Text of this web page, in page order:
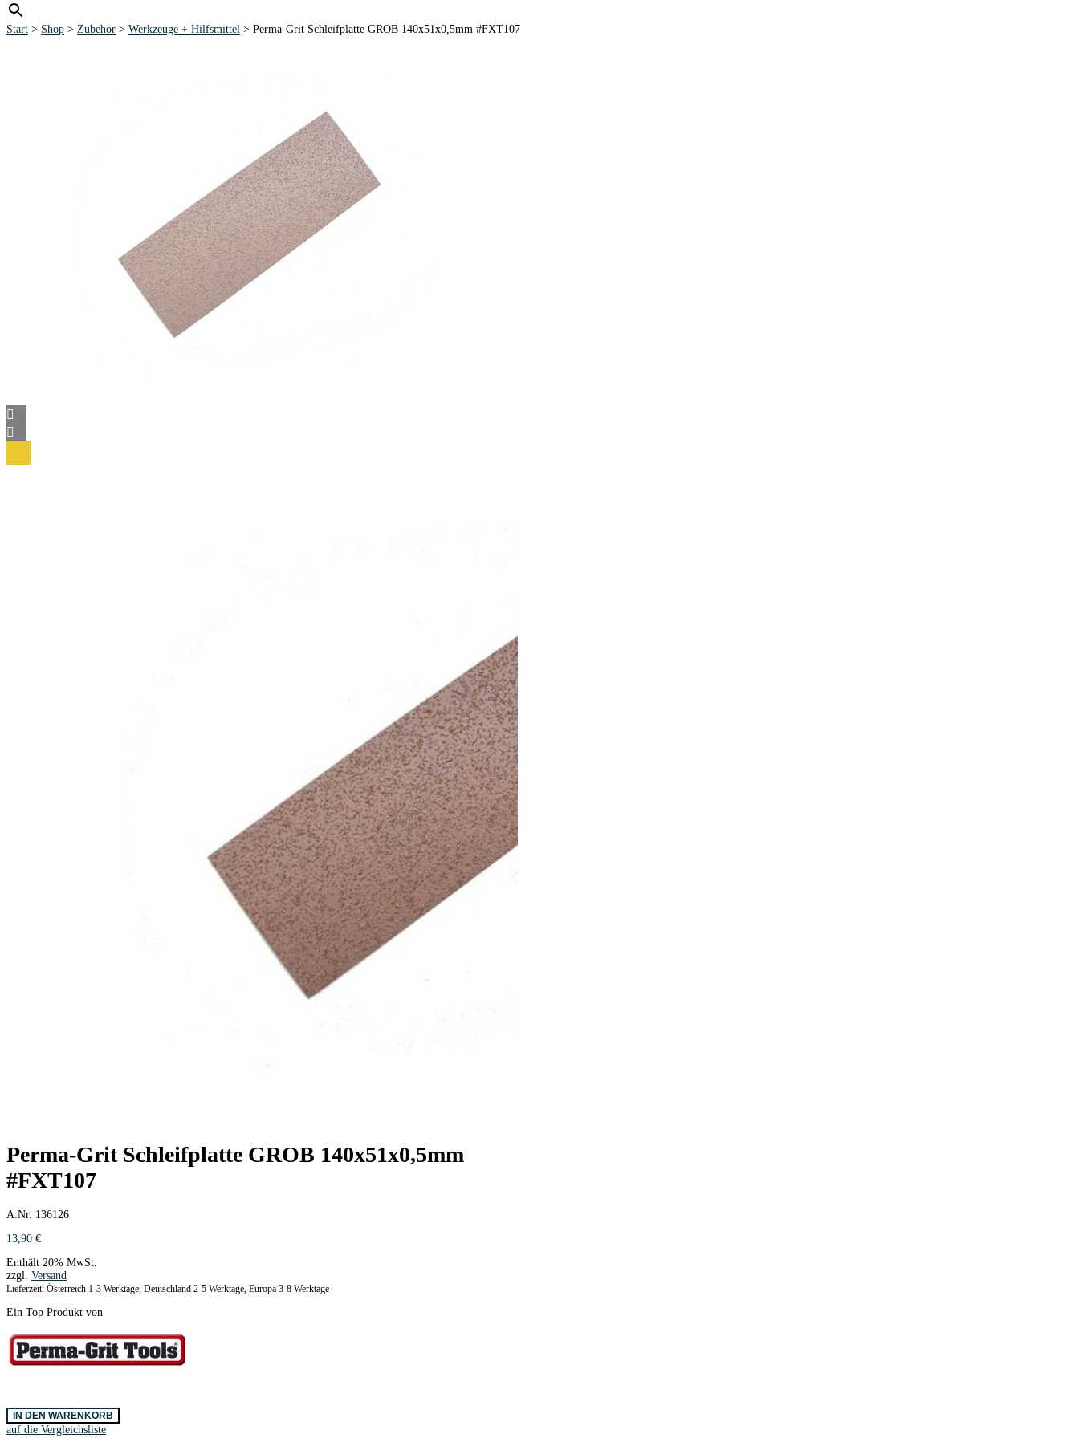
Start > Shop > Zubehör > Werkzeuge + Hilfsmittel > Perma-Grit Schleifplatte GROB 140x51x0,5mm #FXT107
Perma-Grit Schleifplatte GROB 140x51x0,5mm
#FXT107
A.Nr. 136126
13,90 €
Enthält 20% MwSt.
zzgl. Versand
Lieferzeit: Österreich 1-3 Werktage, Deutschland 2-5 Werktage, Europa 3-8 Werktage
Ein Top Produkt von
Perma-
Grit
IN DEN WARENKORB
auf die Vergleichsliste